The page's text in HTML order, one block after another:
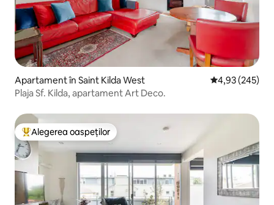
Apartament în Saint Kilda West Scor mediu de
4,93 (245)
Plaja Sf. Kilda, apartament Art Deco.
Locuință din topul categoriei Alegerea oaspeților
Alegerea oaspeților